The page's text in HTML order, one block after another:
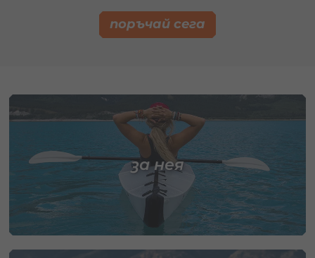
поръчай сега
за нея